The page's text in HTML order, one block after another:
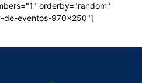
orderby="random"
de-eventos-970x250"]